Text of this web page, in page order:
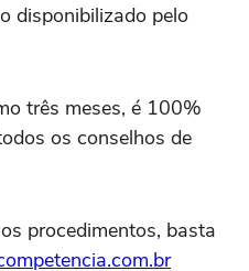
disponibilizado pelo
três meses, é 100%
os conselhos de
procedimentos, basta